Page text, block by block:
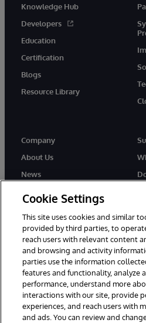
Knowledge Hub
Developers
Education
Certification
Blogs
Resource Library
Company
About Us
News
© 1996-2026 InterSystems
Reserved.
Notices/Terms & Conditions
Cookie Settings
This site uses cookies and similar
provided by third parties, to
reach users with relevant content
and browsing and activity
parties use the information
features and functionality, analyze
performance, understand more
interactions with our site, provide
experiences, and reach users with
and ads. You can review and